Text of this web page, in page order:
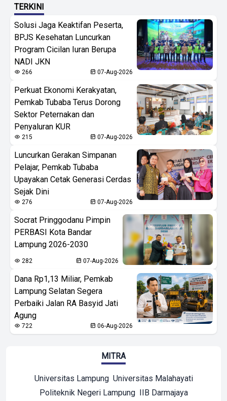
TERKINI
Solusi Jaga Keaktifan Peserta,
BPJS Kesehatan Luncurkan
Program Cicilan Iuran Berupa
NADI JKN
266 07-Aug-2026
Perkuat Ekonomi Kerakyatan,
Pemkab Tubaba Terus Dorong
Sektor Peternakan dan
Penyaluran KUR
215 07-Aug-2026
Luncurkan Gerakan Simpanan
Pelajar, Pemkab Tubaba
Upayakan Cetak Generasi Cerdas
Sejak Dini
276 07-Aug-2026
Socrat Pringgodanu Pimpin
PERBASI Kota Bandar
Lampung 2026-2030
282 07-Aug-2026
Dana Rp1,13 Miliar, Pemkab
Lampung Selatan Segera
Perbaiki Jalan RA Basyid Jati
Agung
722 06-Aug-2026
MITRA
Universitas Lampung Universitas Malahayati
Politeknik Negeri Lampung IIB Darmajaya